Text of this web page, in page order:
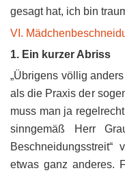
gesagt hat, ich bin
VI.
1. Ein kurzer Abriss
„Übrigens völlig
als die Praxis der
muss man ja
sinngemäß Herr
etwas ganz anderes.